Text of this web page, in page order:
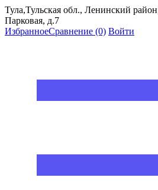
Тула,Тульская обл., Ленинский
Парковая, д.7
ИзбранноеСравнение (0) Войти